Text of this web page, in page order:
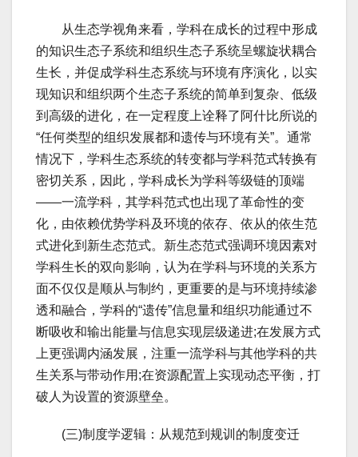
从生态学视角来看，学科在成长的过程中形成
的知识生态子系统和组织生态子系统呈螺旋状耦合
生长，并促成学科生态系统与环境有序演化，以实
现知识和组织两个生态子系统的简单到复杂、低级
到高级的进化，在一定程度上诠释了阿什比所说的
“任何类型的组织发展都和遗传与环境有关”。通常
情况下，学科生态系统的转变都与学科范式转换有
密切关系，因此，学科成长为学科等级链的顶端
——一流学科，其学科范式也出现了革命性的变
化，由依赖优势学科及环境的依存、依从的依生范
式进化到新生态范式。新生态范式强调环境因素对
学科生长的双向影响，认为在学科与环境的关系方
面不仅仅是顺从与制约，更重要的是与环境持续渗
透和融合，学科的“遗传”信息量和组织功能通过不
断吸收和输出能量与信息实现层级递进;在发展方式
上更强调内涵发展，注重一流学科与其他学科的共
生关系与带动作用;在资源配置上实现动态平衡，打
破人为设置的资源壁垒。
(三)制度学逻辑：从规范到规训的制度变迁